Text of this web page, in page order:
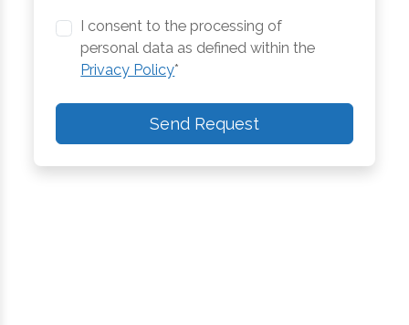
I consent to the processing of
personal data as defined within the
Privacy Policy*
Send Request